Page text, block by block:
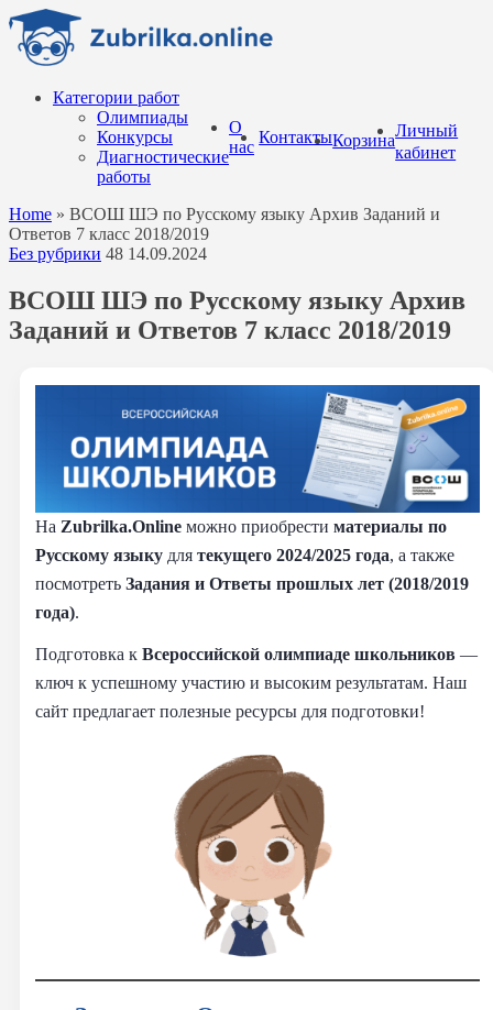
Перейти
содержанию
Категории работ
Олимпиады
Конкурсы
Диагностические
работы
О
нас
КонтактыКорзина
Личный
кабинет
Home » ВСОШ ШЭ по Русскому языку Архив Заданий и
Ответов 7 класс 2018/2019
Без рубрики 48 14.09.2024
ВСОШ ШЭ по Русскому языку Архив
Заданий и Ответов 7 класс 2018/2019
На Zubrilka.Online можно приобрести материалы по
Русскому языку для текущего 2024/2025 года, а также
посмотреть Задания и Ответы прошлых лет (2018/2019
года).
Подготовка к Всероссийской олимпиаде школьников —
ключ к успешному участию и высоким результатам. Наш
сайт предлагает полезные ресурсы для подготовки!